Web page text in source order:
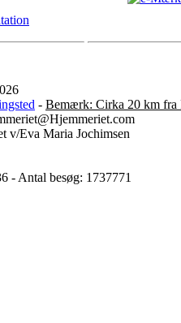
- Bemærk: Cirka 20 km fra
v/Eva Maria Jochimsen
- Antal besøg: 1737771